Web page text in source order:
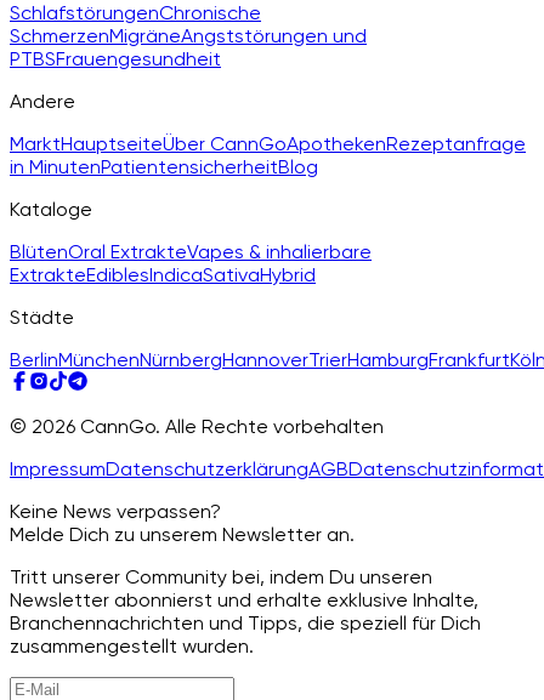
SchlafstörungenChronische
SchmerzenMigräneAngststörungen und
PTBSFrauengesundheit
Andere
MarktHauptseiteÜber CannGoApothekenRezeptanfrage
in MinutenPatientensicherheitBlog
Kataloge
BlütenOral ExtrakteVapes & inhalierbare
ExtrakteEdiblesIndicaSativaHybrid
Städte
BerlinMünchenNürnbergHannoverTrierHamburgFrankfurt
© 2026 CannGo. Alle Rechte vorbehalten
ImpressumDatenschutzerklärungAGB
Keine News verpassen?
Melde Dich zu unserem Newsletter an.
Tritt unserer Community bei, indem Du unseren
Newsletter abonnierst und erhalte exklusive Inhalte,
Branchennachrichten und Tipps, die speziell für Dich
zusammengestellt wurden.